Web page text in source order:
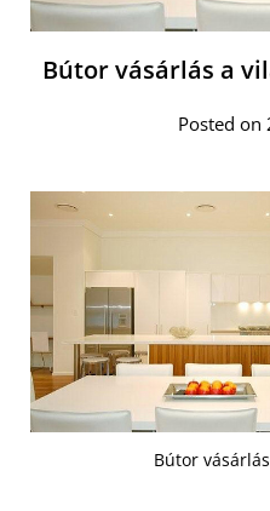
Bútor vásárlás a
Posted on
Bútor vásárlás